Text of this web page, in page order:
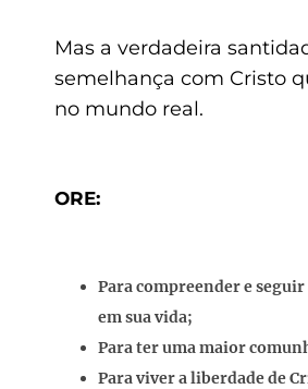
Mas a verdadeira
semelhança com Cristo
no mundo real.
ORE:
Para compreender e seguir
em sua vida;
Para ter uma maior
Para viver a liberdade de